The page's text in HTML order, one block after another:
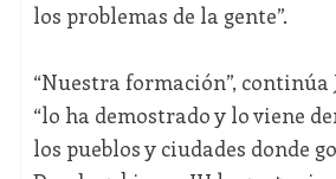
los problemas de la gente”.
“Nuestra formación”, continúa
“lo ha demostrado y lo viene
los pueblos y ciudades donde